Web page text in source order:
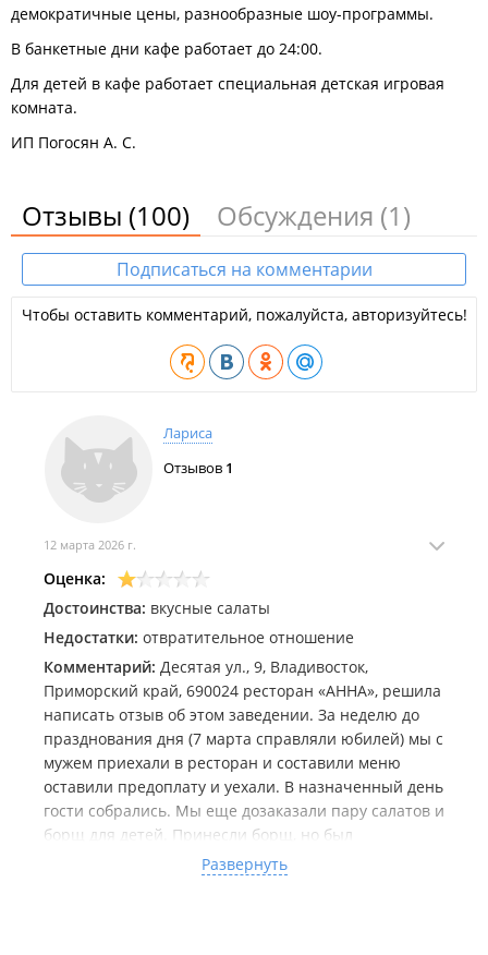
демократичные цены, разнообразные шоу-программы.
В банкетные дни кафе работает до 24:00.
Для детей в кафе работает специальная детская игровая
комната.
ИП Погосян А. С.
Отзывы (100) Обсуждения (1)
Подписаться на комментарии
Чтобы оставить комментарий, пожалуйста, авторизуйтесь!
Лариса
Отзывов 1
12 марта 2026 г.
Оценка:
Достоинства: вкусные салаты
Недостатки: отвратительное отношение
Комментарий: Десятая ул., 9, Владивосток,
Приморский край, 690024 ресторан «АННА», решила
написать отзыв об этом заведении. За неделю до
празднования дня (7 марта справляли юбилей) мы с
мужем приехали в ресторан и составили меню
оставили предоплату и уехали. В назначенный день
гости собрались. Мы еще дозаказали пару салатов и
борщ для детей. Принесли борщ, но был
пересоленый, и дети естественно отказались есть,
мы об этом сообщили официанту. Салаты были
Развернуть